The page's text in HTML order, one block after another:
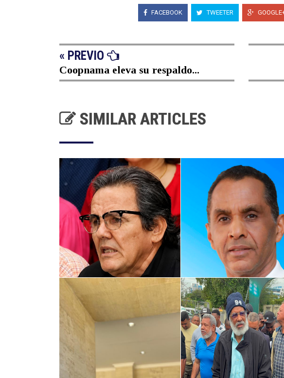
FACEBOOK TWEETER
« PREVIO
Coopnama eleva su respaldo...
SIMILAR ARTICLES